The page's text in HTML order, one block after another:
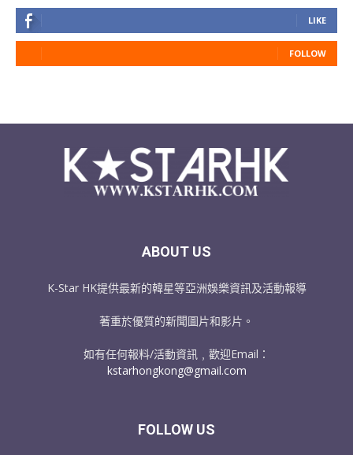
LIKE
FOLLOW
ABOUT US
K-Star HK提供最新的韓星等亞洲娛樂資訊及活動報導
著重於優質的新聞圖片和影片。
如有任何報料/活動資訊﹐歡迎Email：
kstarhongkong@gmail.com
FOLLOW US